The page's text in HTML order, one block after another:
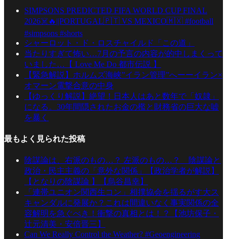
SIMPSONS PREDICTED FIFA WORLD CUP FINAL
2026☠️🔥||PORTUGAL🇵🇹 VS MEXICO🇲🇽 #football
#simpsons #shorts
シャーロット・ド・ロスチャイルド「この道」
当たりすぎて怖い…7月の予言の内容が的中しまくって
いました…【 Love Me Do 都市伝説 】
【緊急解説】ホルムズ海峡”イラン管理”へーーイラン×
オマーン電撃合意の中身
【ゆっくり解説】絶望！日本人はあと数年で「奴隷」
になる。30年間隠されたお金の檻と財務省の巨大な嘘
を暴く
最もよく見られた投稿
陰謀論は、右派のもの…？ 左派のもの…？ 陰謀論と
政治・民主主義の「意外な関係」【政治学者が解説】
【となりの陰謀論 】【烏谷昌幸】
「連帯ユニオン関西生コン」相撲協会を揺るがす大ス
キャンダルに発展か？これは間違いなく事実関係の全
容解明を急ぐべき！衝撃の真相とは！？【池坊保子・
辻元清美・安倍晋三】
Can We Really Control the Weather? #Geoengineering